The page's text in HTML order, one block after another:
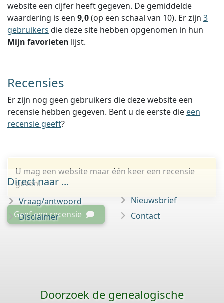
website een cijfer heeft gegeven. De gemiddelde
waardering is een 9,0(op een schaal van 10). Er zijn 3
gebruikers die deze site hebben opgenomen in hun
Mijn favorieten lijst.
Recensies
Er zijn nog geen gebruikers die deze website een
recensie hebben gegeven. Bent u de eerste die een
recensie geeft?
U mag een website maar één keer een recensie
geven.
Geef een recensie
Direct naar ...
Vraag/antwoord
Disclaimer
Nieuwsbrief
Contact
Doorzoek de genealogische